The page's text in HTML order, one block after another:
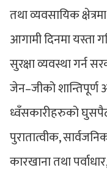
तथा व्यवसायिक
आगामी दिनमा यस्ता
सुरक्षा व्यवस्था गर्न
जेन–जीको
ध्वँसकारीहरुको
पुरातात्वीक,
कारखाना तथा